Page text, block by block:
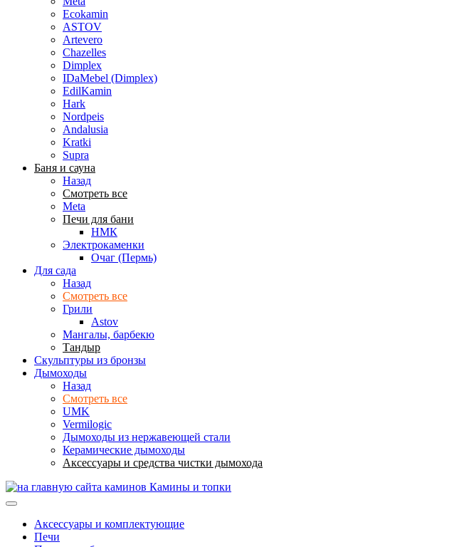
Ecokamin
ASTOV
Artevero
Chazelles
Dimplex
IDaMebel (Dimplex)
EdilKamin
Hark
Nordpeis
Andalusia
Kratki
Supra
Баня и сауна
Назад
Смотреть все
Meta
Печи для бани
НМК
Электрокаменки
Очаг (Пермь)
Для сада
Назад
Смотреть все
Грили
Astov
Мангалы, барбекю
Тандыр
Скульптуры из бронзы
Дымоходы
Назад
Смотреть все
UMK
Vermilogic
Дымоходы из нержавеющей стали
Керамические дымоходы
Аксессуары и средства чистки дымохода
Камины и топки
Аксессуары и комплектующие
Печи